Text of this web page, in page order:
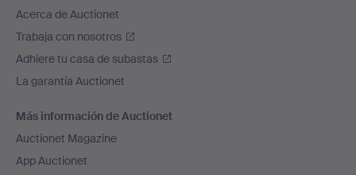
Acerca de Auctionet
Trabaja con nosotros
Adhiere tu casa de subastas
La garantía Auctionet
Más información de Auctionet
Auctionet Magazine
App Auctionet